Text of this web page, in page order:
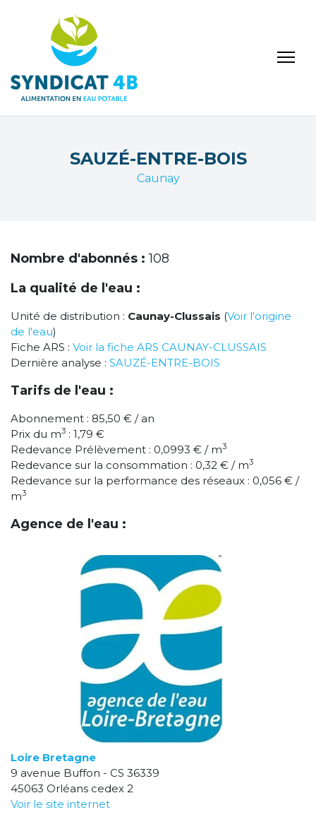
SAUZÉ-ENTRE-BOIS
Caunay
Nombre d'abonnés :108
La qualité de l'eau :
Unité de distribution : Caunay-Clussais (Voir l'origine
de l'eau)
Fiche ARS : Voir la fiche ARS CAUNAY-CLUSSAIS
Dernière analyse : SAUZÉ-ENTRE-BOIS
Tarifs de l'eau :
Abonnement : 85,50 € / an
Prix du m3 : 1,79 €
Redevance Prélèvement : 0,0993 € / m3
Redevance sur la consommation : 0,32 € / m3
Redevance sur la performance des réseaux : 0,056 € /
m3
Agence de l'eau :
Loire Bretagne
9 avenue Buffon - CS 36339
45063 Orléans cedex 2
Voir le site internet